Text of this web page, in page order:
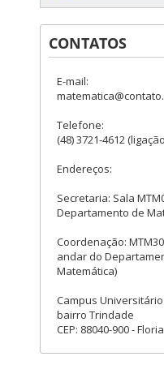
CONTATOS
E-mail:
Telefone:
(48) 3721-4612
Endereços:
Secretaria: Sala
Departamento de
Coordenação:
andar do
Matemática)
Campus
bairro Trindade
CEP: 88040-900 -